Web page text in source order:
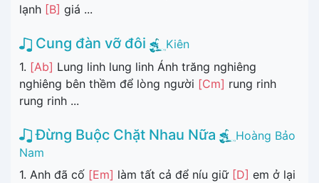
lạnh [B] giá ...
Cung đàn vỡ đôi
Kiên
1. [Ab] Lung linh lung linh Ánh trăng nghiêng
nghiêng bên thềm để lòng người [Cm] rung rinh
rung rinh ...
Đừng Buộc Chặt Nhau Nữa
Hoàng Bảo
Nam
1. Anh đã cố [Em] làm tất cả để níu giữ [D] em ở lại